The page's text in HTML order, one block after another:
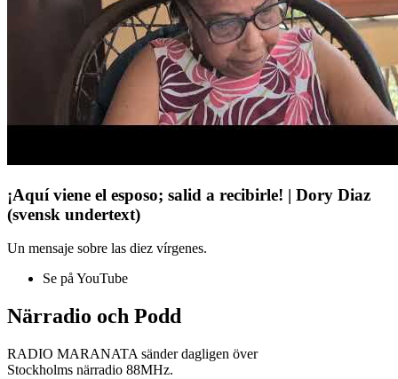
¡Aquí viene el esposo; salid a recibirle! | Dory Diaz
(svensk undertext)
Un mensaje sobre las diez vírgenes.
Se på YouTube
Närradio och Podd
RADIO MARANATA sänder dagligen över
Stockholms närradio 88MHz.